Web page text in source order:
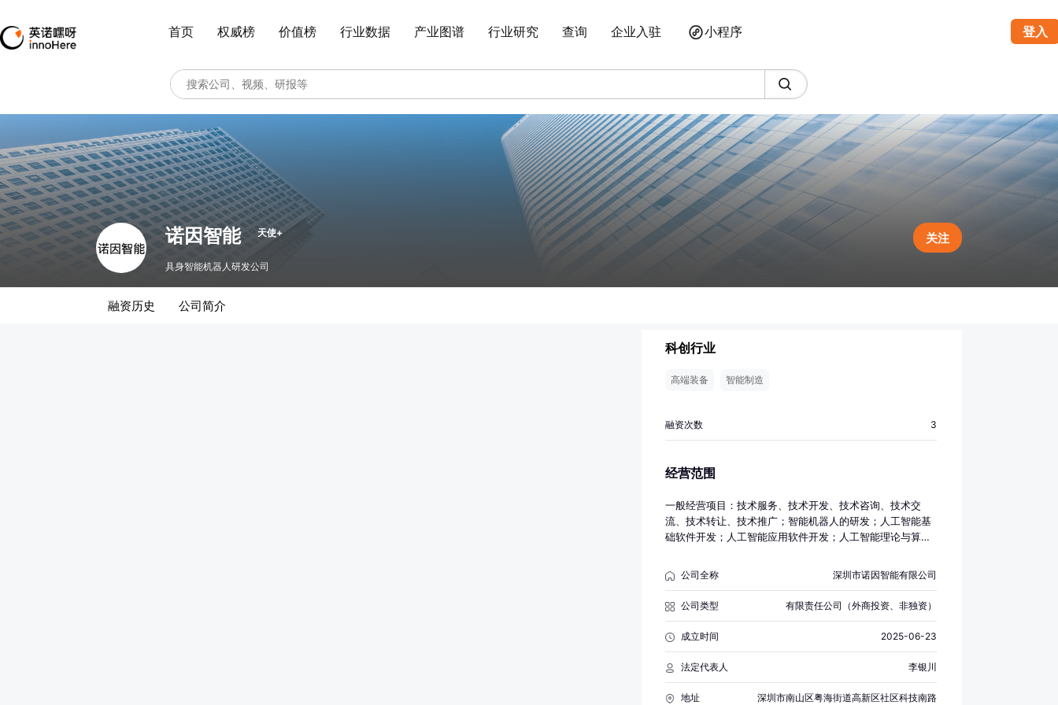
首页 权威榜 价值榜 行业数据 产业图谱 行业研究 查询 企业入驻 小程序 登入
诺因智能 天使+
具身智能机器人研发公司
关注
融资历史 公司简介
科创行业
高端装备 智能制造
融资次数 3
经营范围
一般经营项目：技术服务、技术开发、技术咨询、技术交
流、技术转让、技术推广；智能机器人的研发；人工智能基
础软件开发；人工智能应用软件开发；人工智能理论与算法
集成服务；服务消费机器人制造；智能家庭消费设备制造；
工业机器人制造；新材料技术研发；机械设备研发；人工智
能硬件销售；智能机器人销售；工业机器人销售；服务消费
机器人销售；信息技术咨询服务；软件外包服务；专业设计
服务；数据处理服务；电子产品销售；机械设备销售；计算
服务。（除依法须经批准的项目外，凭营业执照依法自主开
公司全称 深圳市诺因智能有限公司
公司类型 有限责任公司（外商投资、非独资）
成立时间 2025-06-23
法定代表人 李银川
地址 深圳市南山区粤海街道高新区社区科技南路